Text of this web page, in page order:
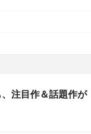
注目作＆話題作が